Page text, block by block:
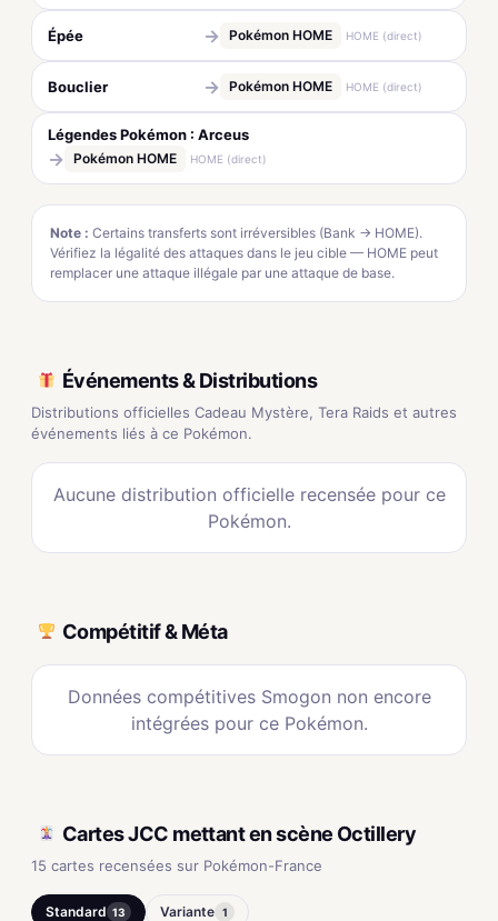
Épée → Pokémon HOME HOME (direct)
Bouclier → Pokémon HOME HOME (direct)
Légendes Pokémon : Arceus
→ Pokémon HOME HOME (direct)
Note : Certains transferts sont irréversibles (Bank → HOME).
Vérifiez la légalité des attaques dans le jeu cible — HOME peut
remplacer une attaque illégale par une attaque de base.
Événements & Distributions
Distributions officielles Cadeau Mystère, Tera Raids et autres
événements liés à ce Pokémon.
Aucune distribution officielle recensée pour ce
Pokémon.
Compétitif & Méta
Données compétitives Smogon non encore
intégrées pour ce Pokémon.
Cartes JCC mettant en scène Octillery
15 cartes recensées sur Pokémon-France
Standard 13 Variante 1